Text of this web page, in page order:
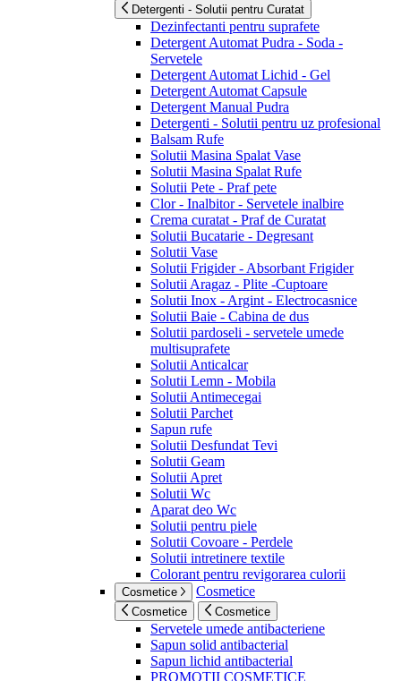
Detergenti - Solutii pentru Curatat
Dezinfectanti pentru suprafete
Detergent Automat Pudra - Soda -
Servetele
Detergent Automat Lichid - Gel
Detergent Automat Capsule
Detergent Manual Pudra
Detergenti - Solutii pentru uz profesional
Balsam Rufe
Solutii Masina Spalat Vase
Solutii Masina Spalat Rufe
Solutii Pete - Praf pete
Clor - Inalbitor - Servetele inalbire
Crema curatat - Praf de Curatat
Solutii Bucatarie - Degresant
Solutii Vase
Solutii Frigider - Absorbant Frigider
Solutii Aragaz - Plite -Cuptoare
Solutii Inox - Argint - Electrocasnice
Solutii Baie - Cabina de dus
Solutii pardoseli - servetele umede
multisuprafete
Solutii Anticalcar
Solutii Lemn - Mobila
Solutii Antimecegai
Solutii Parchet
Sapun rufe
Solutii Desfundat Tevi
Solutii Geam
Solutii Apret
Solutii Wc
Aparat deo Wc
Solutii pentru piele
Solutii Covoare - Perdele
Solutii intretinere textile
Colorant pentru revigorarea culorii
Cosmetice Cosmetice
Cosmetice Cosmetice
Servetele umede antibacteriene
Sapun solid antibacterial
Sapun lichid antibacterial
PROMOTII COSMETICE